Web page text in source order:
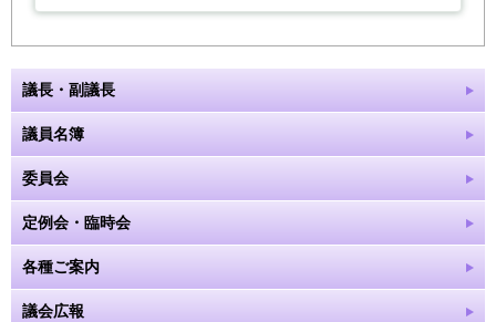
議長・副議長
議員名簿
委員会
定例会・臨時会
各種ご案内
議会広報